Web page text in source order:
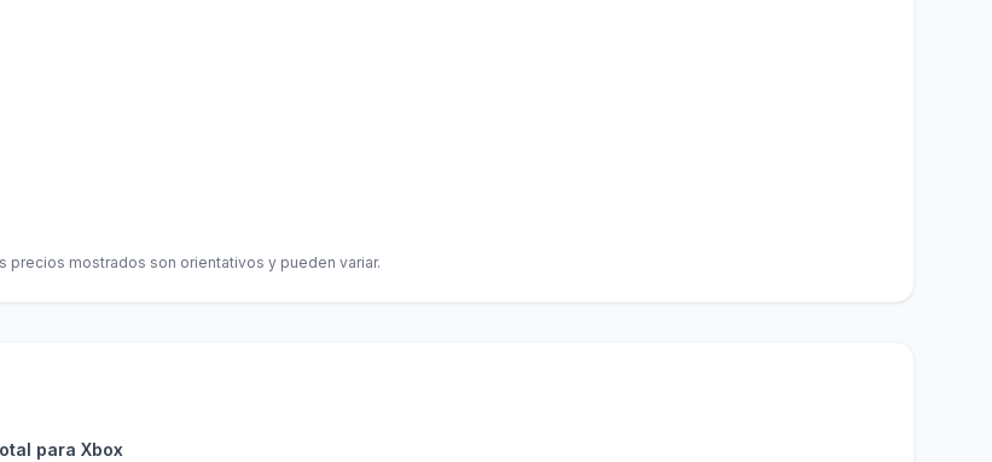
precios mostrados son orientativos y pueden variar.
para Xbox